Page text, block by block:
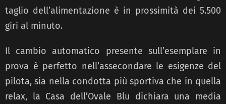
taglio dell’alimentazione è in prossimità dei 5.500
giri al minuto.
Il cambio automatico presente sull’esemplare in
prova è perfetto nell’assecondare le esigenze del
pilota, sia nella condotta più sportiva che in quella
relax, la Casa dell’Ovale Blu dichiara una media